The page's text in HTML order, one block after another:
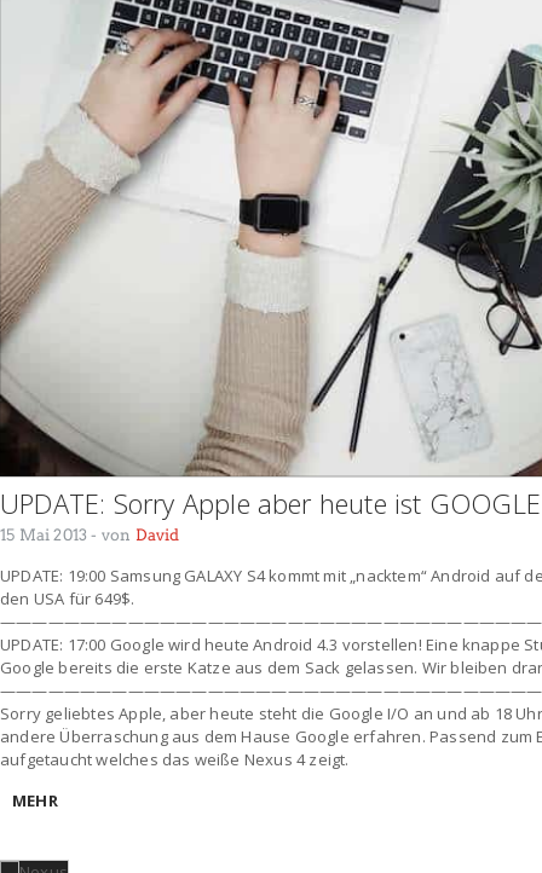
UPDATE: Sorry Apple aber heute ist
15 Mai 2013 - von David
UPDATE: 19:00 Samsung GALAXY S4 kommt mit „nacktem“ Android
den USA für 649$.
UPDATE: 17:00 Google wird heute Android 4.3 vorstellen! Eine knappe
Google bereits die erste Katze aus dem Sack gelassen. Wir bleiben
Sorry geliebtes Apple, aber heute steht die Google I/O an und ab 18
andere Überraschung aus dem Hause Google erfahren. Passend zum
aufgetaucht welches das weiße Nexus 4 zeigt.
MEHR